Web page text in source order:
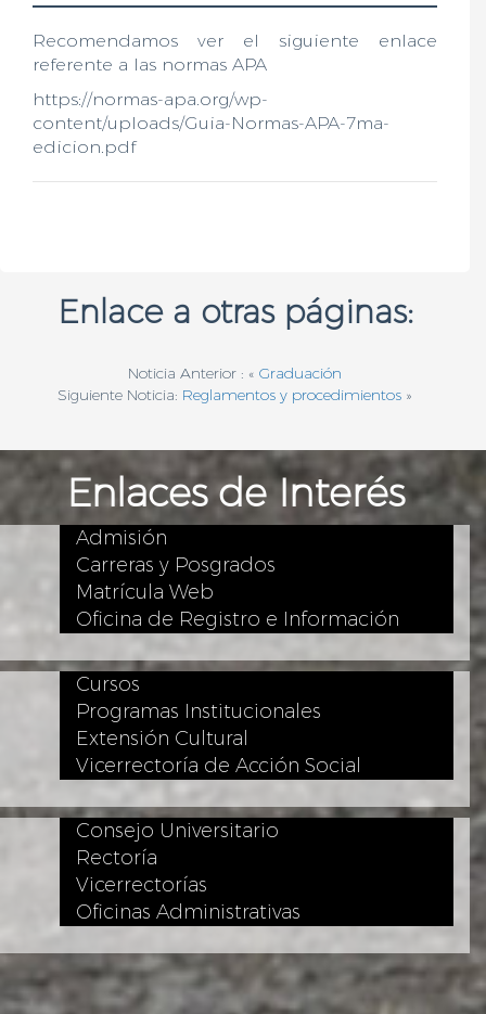
Recomendamos ver el siguiente enlace
referente a las normas APA
https://normas-apa.org/wp-
content/uploads/Guia-Normas-APA-7ma-
edicion.pdf
Enlace a otras páginas:
Noticia Anterior : « Graduación
Siguiente Noticia: Reglamentos y procedimientos »
Enlaces de Interés
Admisión
Carreras y Posgrados
Matrícula Web
Oficina de Registro e Información
Cursos
Programas Institucionales
Extensión Cultural
Vicerrectoría de Acción Social
Consejo Universitario
Rectoría
Vicerrectorías
Oficinas Administrativas